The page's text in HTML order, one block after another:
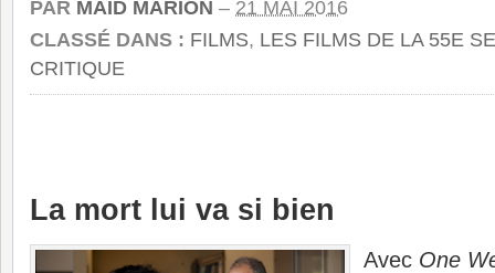
PAR MAID MARION – 21 MAI 2016
CLASSÉ DANS : FILMS, LES FILMS DE LA 55E
CRITIQUE
La mort lui va si bien
Avec One